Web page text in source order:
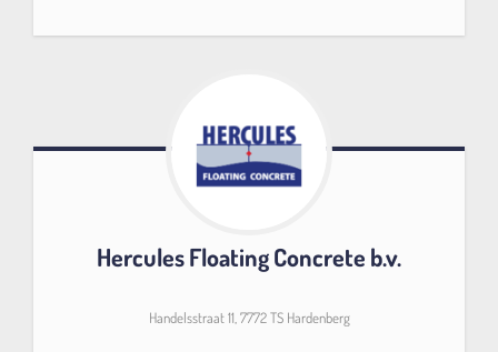
Hercules Floating Concrete b.v.
Handelsstraat 11, 7772 TS Hardenberg